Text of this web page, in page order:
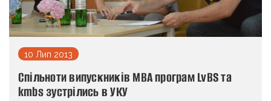
10 Лип 2013
Спільноти випускників МВА програм LvBS та
kmbs зустрілись в УКУ